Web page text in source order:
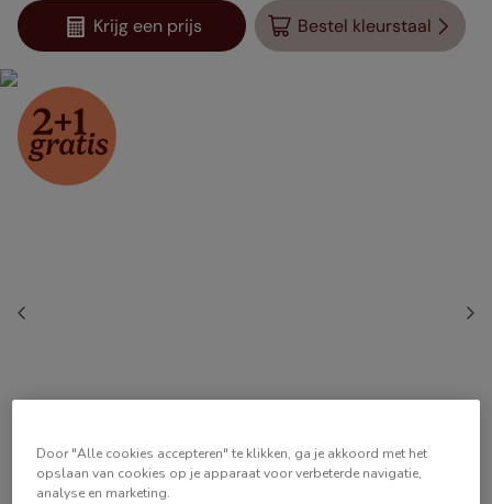
Krijg een prijs Bestel kleurstaal
Door "Alle cookies accepteren" te klikken, ga je akkoord met het
opslaan van cookies op je apparaat voor verbeterde navigatie,
analyse en marketing.